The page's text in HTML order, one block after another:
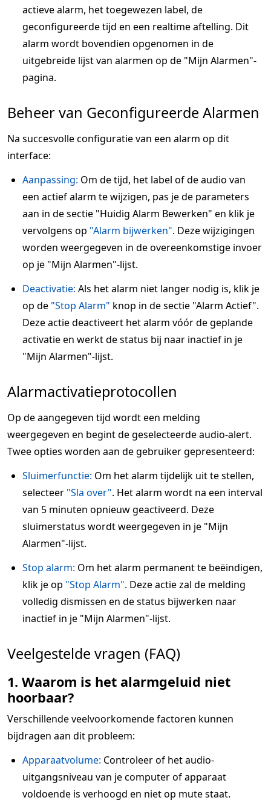
actieve alarm, het toegewezen label, de
geconfigureerde tijd en een realtime aftelling. Dit
alarm wordt bovendien opgenomen in de
uitgebreide lijst van alarmen op de "Mijn Alarmen"-
pagina.
Beheer van Geconfigureerde Alarmen
Na succesvolle configuratie van een alarm op dit
interface:
Aanpassing: Om de tijd, het label of de audio van
een actief alarm te wijzigen, pas je de parameters
aan in de sectie "Huidig Alarm Bewerken" en klik je
vervolgens op "Alarm bijwerken". Deze wijzigingen
worden weergegeven in de overeenkomstige invoer
op je "Mijn Alarmen"-lijst.
Deactivatie: Als het alarm niet langer nodig is, klik je
op de "Stop Alarm" knop in de sectie "Alarm Actief".
Deze actie deactiveert het alarm vóór de geplande
activatie en werkt de status bij naar inactief in je
"Mijn Alarmen"-lijst.
Alarmactivatieprotocollen
Op de aangegeven tijd wordt een melding
weergegeven en begint de geselecteerde audio-alert.
Twee opties worden aan de gebruiker gepresenteerd:
Sluimerfunctie: Om het alarm tijdelijk uit te stellen,
selecteer "Sla over". Het alarm wordt na een interval
van 5 minuten opnieuw geactiveerd. Deze
sluimerstatus wordt weergegeven in je "Mijn
Alarmen"-lijst.
Stop alarm: Om het alarm permanent te beëindigen,
klik je op "Stop Alarm". Deze actie zal de melding
volledig dismissen en de status bijwerken naar
inactief in je "Mijn Alarmen"-lijst.
Veelgestelde vragen (FAQ)
1. Waarom is het alarmgeluid niet
hoorbaar?
Verschillende veelvoorkomende factoren kunnen
bijdragen aan dit probleem:
Apparaatvolume: Controleer of het audio-
uitgangsniveau van je computer of apparaat
voldoende is verhoogd en niet op mute staat.